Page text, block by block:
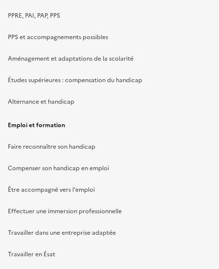
PPRE, PAI, PAP, PPS
PPS et accompagnements possibles
Aménagement et adaptations de la scolarité
Études supérieures : compensation du handicap
Alternance et handicap
Emploi et formation
Faire reconnaître son handicap
Compenser son handicap en emploi
Être accompagné vers l'emploi
Effectuer une immersion professionnelle
Travailler dans une entreprise adaptée
Travailler en Ésat